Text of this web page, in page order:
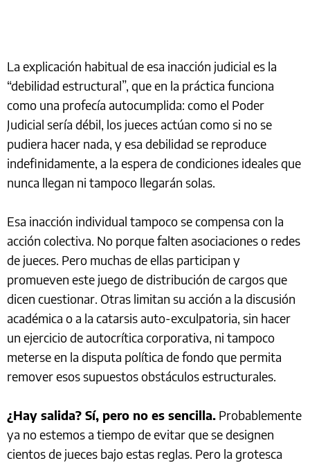
La explicación habitual de esa inacción judicial es la
“debilidad estructural”, que en la práctica funciona
como una profecía autocumplida: como el Poder
Judicial sería débil, los jueces actúan como si no se
pudiera hacer nada, y esa debilidad se reproduce
indefinidamente, a la espera de condiciones ideales que
nunca llegan ni tampoco llegarán solas.
Esa inacción individual tampoco se compensa con la
acción colectiva. No porque falten asociaciones o redes
de jueces. Pero muchas de ellas participan y
promueven este juego de distribución de cargos que
dicen cuestionar. Otras limitan su acción a la discusión
académica o a la catarsis auto-exculpatoria, sin hacer
un ejercicio de autocrítica corporativa, ni tampoco
meterse en la disputa política de fondo que permita
remover esos supuestos obstáculos estructurales.
¿Hay salida? Sí, pero no es sencilla. Probablemente
ya no estemos a tiempo de evitar que se designen
cientos de jueces bajo estas reglas. Pero la grotesca